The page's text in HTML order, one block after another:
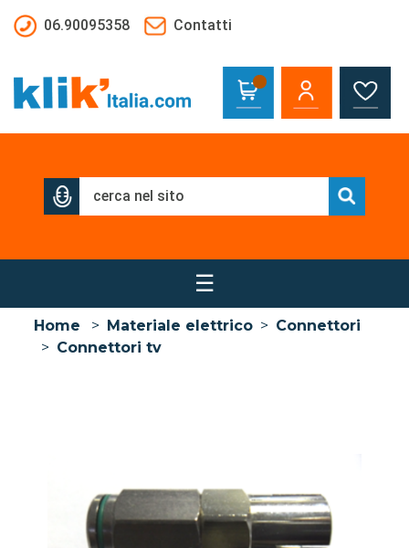
06.90095358
Contatti
☰
Home > Materiale elettrico > Connettori
> Connettori tv